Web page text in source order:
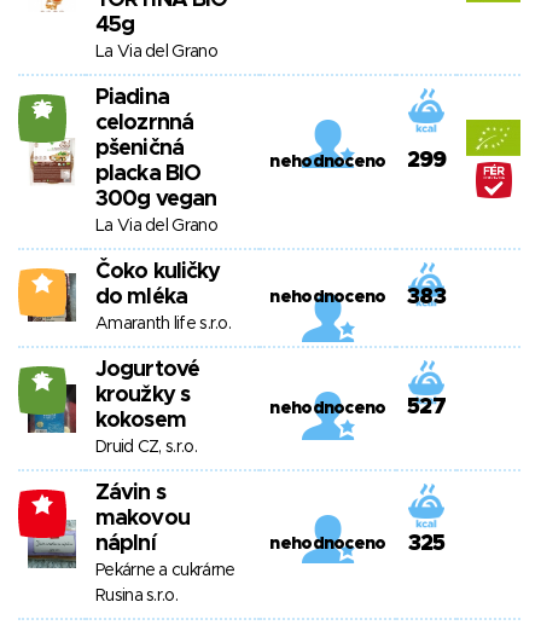
45g
La Via del Grano
26
Piadina
celozrnná
pšeničná
placka BIO
300g vegan
La Via del Grano
nehodnoceno 299
0
Čoko kuličky
do mléka
Amaranth life s.r.o.
nehodnoceno 383
16
Jogurtové
kroužky s
kokosem
Druid CZ, s.r.o.
nehodnoceno 527
-1
Závin s
makovou
náplní
Pekárne a cukrárne
Rusina s.r.o.
nehodnoceno 325